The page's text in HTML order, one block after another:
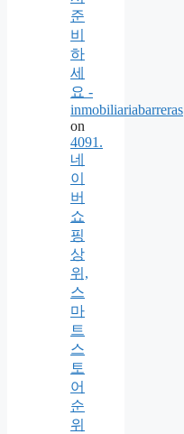
준
비
하
세
요 -
inmobiliariabarreras
on
4091.
네
이
버
쇼
핑
상
위,
스
마
트
스
토
어
순
위